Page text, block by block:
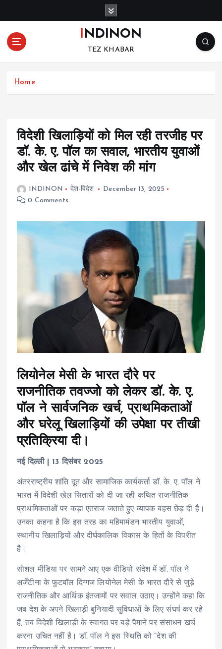
o
INDINON
TEZ KHABAR
Home
विदेशी खिलाड़ियों को मिल रही तरजीह पर
डॉ. के. ए. पॉल का सवाल, भारतीय युवाओं
और खेल ढांचे में निवेश की मांग
INDINON देश-विदेश
December 13, 2025
0 Comments
लियोनेल मेसी के भारत दौरे पर
राजनीतिक तवज्जो को लेकर डॉ. के. ए.
पॉल ने सार्वजनिक खर्च, प्राथमिकताओं
और घरेलू खिलाड़ियों की उपेक्षा पर तीखी
प्रतिक्रिया दी।
नई दिल्ली | 13 दिसंबर 2025
अंतरराष्ट्रीय शांति दूत और सामाजिक कार्यकर्ता डॉ. के. ए. पॉल ने
भारत में विदेशी खेल सितारों को दी जा रही कथित राजनीतिक
प्राथमिकताओं पर कड़ा एतराज जताते हुए व्यापक बहस छेड़ दी है।
उनका कहना है कि इस तरह का महिमामंडन भारतीय युवाओं,
स्थानीय खिलाड़ियों और दीर्घकालिक विकास के हितों के विपरीत
है।
सोशल मीडिया पर सामने आए एक वीडियो संदेश में डॉ. पॉल ने
अर्जेंटीना के फुटबॉल दिग्गज लियोनेल मेसी के भारत दौरे से जुड़े
राजनीतिक और आर्थिक इंतजामों पर सवाल उठाए। उन्होंने कहा कि
जब देश के अपने खिलाड़ी बुनियादी सुविधाओं के लिए संघर्ष कर रहे
हैं, तब विदेशी खिलाड़ी के स्वागत पर बड़े पैमाने पर संसाधन खर्च
करना उचित नहीं है। डॉ. पॉल ने इस स्थिति को “देश की